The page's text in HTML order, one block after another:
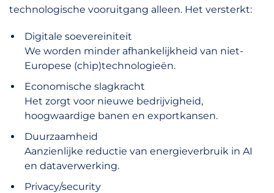
technologische vooruitgang alleen. Het versterkt:
Digitale soevereiniteit
We worden minder afhankelijkheid van niet-
Europese (chip)technologieën.
Economische slagkracht
Het zorgt voor nieuwe bedrijvigheid,
hoogwaardige banen en exportkansen.
Duurzaamheid
Aanzienlijke reductie van energieverbruik in AI
en dataverwerking.
Privacy/security